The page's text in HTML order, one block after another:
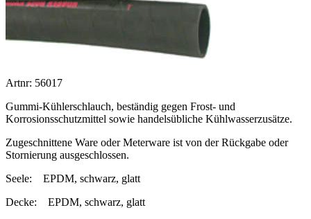
Artnr: 56017
Gummi-Kühlerschlauch, beständig gegen Frost- und
Korrosionsschutzmittel sowie handelsübliche Kühlwasserzusätze.
Zugeschnittene Ware oder Meterware ist von der Rückgabe oder
Stornierung ausgeschlossen.
Seele:
EPDM, schwarz, glatt
Decke:
EPDM, schwarz, glatt